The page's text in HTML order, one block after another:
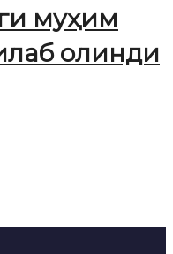
муҳим
олинди